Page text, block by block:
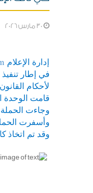
إدارة الإعلام
في إطار
لأحكام
قامت الوحدة
وجاءت الحملة استكمالًا لتنفيذ القرار رقم ٩٤
وأسفرت الحملة
وقد تم اتخاذ